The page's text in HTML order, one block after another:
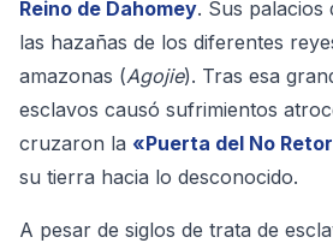
Reino de Dahomey. Sus
las hazañas de los diferentes
amazonas (Agojie). Tras esa
esclavos causó sufrimientos
cruzaron la «Puerta del No
su tierra hacia lo desconocido.
A pesar de siglos de trata de